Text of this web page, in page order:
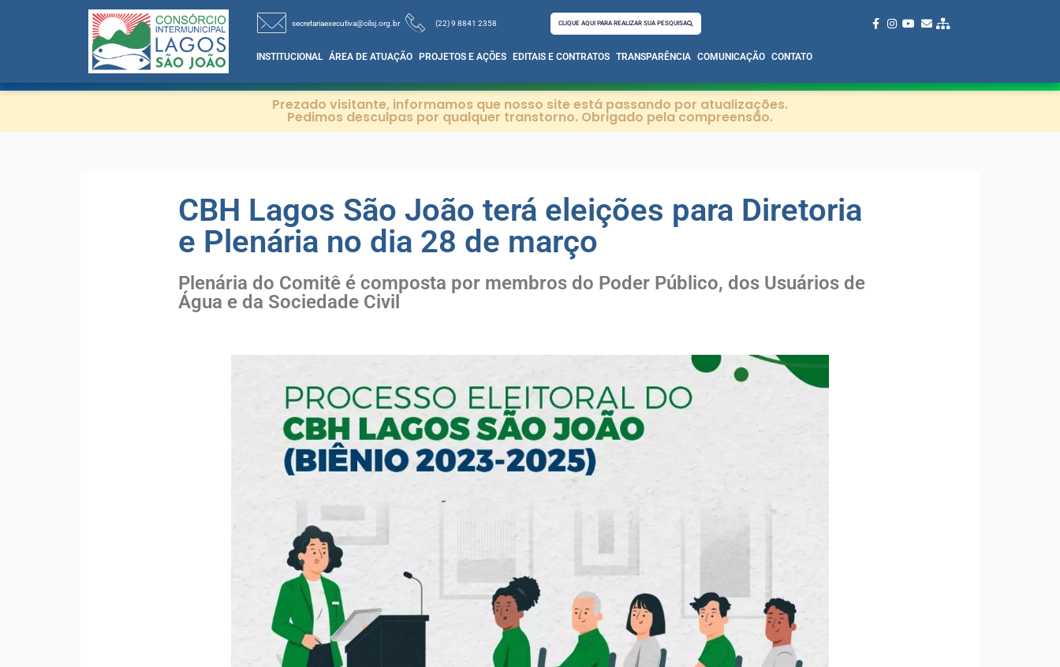
secretariaexecutiva@cilsj.org.br (22) 9 8841 2358 CLIQUE AQUI PARA REALIZAR SUA PESQUISA
INSTITUCIONAL ÁREA DE ATUAÇÃO PROJETOS E AÇÕES EDITAIS E CONTRATOS TRANSPARÊNCIA COMUNICAÇÃO CONTATO
Prezado visitante, informamos que nosso site está passando por atualizações.
Pedimos desculpas por qualquer transtorno. Obrigado pela compreensão.
CBH Lagos São João terá eleições para Diretoria
e Plenária no dia 28 de março
Plenária do Comitê é composta por membros do Poder Público, dos Usuários de
Água e da Sociedade Civil